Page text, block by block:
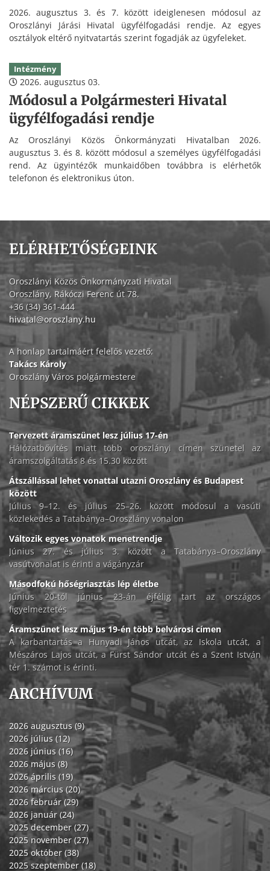
2026. augusztus 3. és 7. között ideiglenesen módosul az
Oroszlányi Járási Hivatal ügyfélfogadási rendje. Az egyes
osztályok eltérő nyitvatartás szerint fogadják az ügyfeleket.
Intézmény
2026. augusztus 03.
Módosul a Polgármesteri Hivatal
ügyfélfogadási rendje
Az Oroszlányi Közös Önkormányzati Hivatalban 2026.
augusztus 3. és 8. között módosul a személyes ügyfélfogadási
rend. Az ügyintézők munkaidőben továbbra is elérhetők
telefonon és elektronikus úton.
ELÉRHETŐSÉGEINK
Oroszlányi Közös Önkormányzati Hivatal
Oroszlány, Rákóczi Ferenc út 78.
+36 (34) 361-444
hivatal@oroszlany.hu
A honlap tartalmáért felelős vezető:
Takács Károly
Oroszlány Város polgármestere
NÉPSZERŰ CIKKEK
Tervezett áramszünet lesz július 17-én
Hálózatbővítés miatt több oroszlányi címen szünetel az
áramszolgáltatás 8 és 15.30 között
Átszállással lehet vonattal utazni Oroszlány és Budapest
között
Július 9–12. és július 25–26. között módosul a vasúti
közlekedés a Tatabánya–Oroszlány vonalon
Változik egyes vonatok menetrendje
Június 27. és július 3. között a Tatabánya–Oroszlány
vasútvonalat is érinti a vágányzár
Másodfokú hőségriasztás lép életbe
Június 20-tól június 23-án éjfélig tart az országos
figyelmeztetés
Áramszünet lesz május 19-én több belvárosi címen
A karbantartás a Hunyadi János utcát, az Iskola utcát, a
Mészáros Lajos utcát, a Fürst Sándor utcát és a Szent István
tér 1. számot is érinti.
ARCHÍVUM
2026 augusztus (9)
2026 július (12)
2026 június (16)
2026 május (8)
2026 április (19)
2026 március (20)
2026 február (29)
2026 január (24)
2025 december (27)
2025 november (27)
2025 október (38)
2025 szeptember (18)